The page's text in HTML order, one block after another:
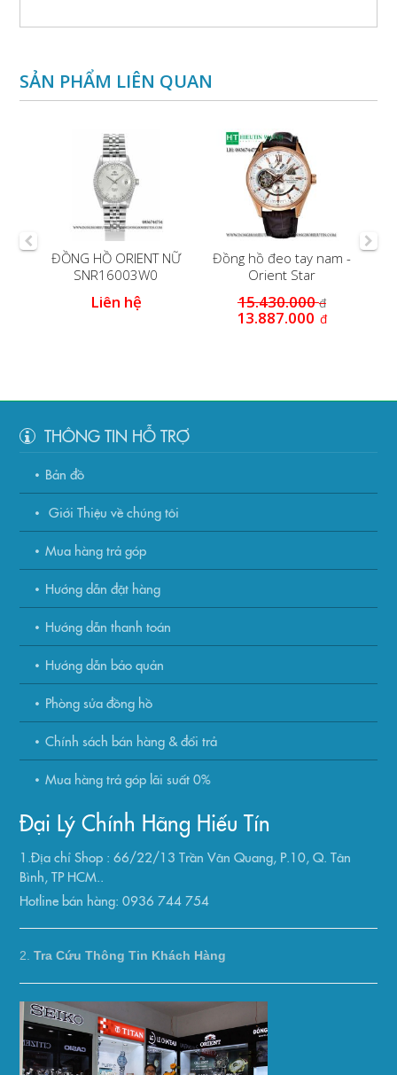
SẢN PHẨM LIÊN QUAN
ĐỒNG HỒ ORIENT NỮ
SNR16003W0
Liên hệ
Đồng hồ đeo tay nam -
Orient Star
15.430.000đ
13.887.000 đ
THÔNG TIN HỖ TRỢ
Bản đồ
Giới Thiệu về chúng tôi
Mua hàng trả góp
Hướng dẫn đặt hàng
Hướng dẫn thanh toán
Hướng dẫn bảo quản
Phòng sửa đồng hồ
Chính sách bán hàng & đổi trả
Mua hàng trả góp lãi suất 0%
Đại Lý Chính Hãng Hiếu Tín
1.Địa chỉ Shop : 66/22/13 Trần Văn Quang, P.10, Q. Tân
Bình, TP HCM..
Hotline bán hàng: 0936 744 754
2.Tra Cứu Thông Tin Khách Hàng